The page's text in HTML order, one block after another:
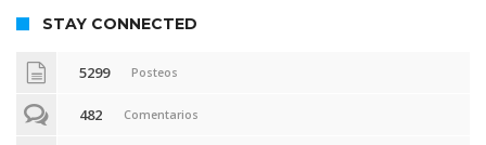
STAY CONNECTED
5299 Posteos
482 Comentarios